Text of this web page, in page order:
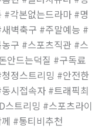
각본없는드라마 #명
벽축구 #주말예능 #
구 #스포츠직관 #스
안드는덕질 #구독료
정스트리밍 #안전한
시접속자 #트래픽최
트리밍 #스포츠라이
#통티비추천